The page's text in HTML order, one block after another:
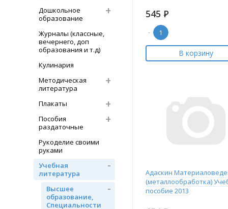
Дошкольное
образование
Журналы (классные,
вечернего, доп
образования и т.д)
Кулинария
Методическая
литература
Плакаты
Пособия
раздаточные
Рукоделие своими
руками
Учебная
литература
Высшее
образование,
Специальности
545 Р
-
В корзину
Адаскин
(металлообработка)
пособие 2013